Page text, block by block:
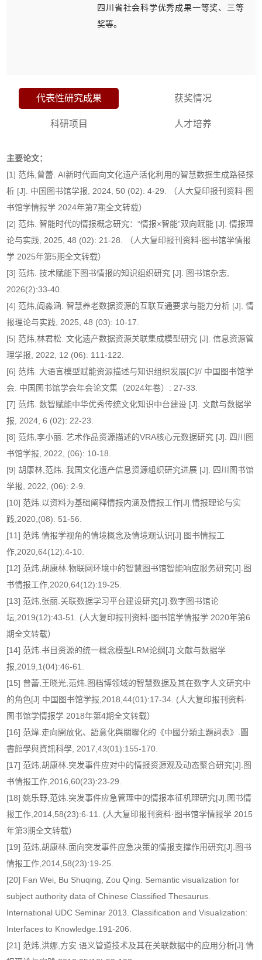
四川省社会科学优秀成果一等奖、三等
奖等。
代表性研究成果 获奖情况
科研项目 人才培养
主要论文：
[1] 范炜,曾蕾. AI新时代面向文化遗产活化利用的智慧数据生成路径探
析 [J]. 中国图书馆学报, 2024, 50 (02): 4-29. （人大复印报刊资料·图
书馆学情报学 2024年第7期全文转载）
[2] 范炜. 智能时代的情报概念研究：“情报×智能”双向赋能 [J]. 情报理
论与实践, 2025, 48 (02): 21-28. （人大复印报刊资料·图书馆学情报
学 2025年第5期全文转载）
[3] 范炜. 技术赋能下图书情报的知识组织研究 [J]. 图书馆杂志,
2026(2):33-40.
[4] 范炜,阎淼涵. 智慧养老数据资源的互联互通要求与能力分析 [J]. 情
报理论与实践, 2025, 48 (03): 10-17.
[5] 范炜,林君松. 文化遗产数据资源关联集成模型研究 [J]. 信息资源管
理学报, 2022, 12 (06): 111-122.
[6] 范炜. 大语言模型赋能资源描述与知识组织发展[C]// 中国图书馆学
会. 中国图书馆学会年会论文集（2024年卷）: 27-33.
[7] 范炜. 数智赋能中华优秀传统文化知识中台建设 [J]. 文献与数据学
报, 2024, 6 (02): 22-23.
[8] 范炜,李小丽. 艺术作品资源描述的VRA核心元数据研究 [J]. 四川图
书馆学报, 2022, (06): 10-18.
[9] 胡康林,范炜. 我国文化遗产信息资源组织研究进展 [J]. 四川图书馆
学报, 2022, (06): 2-9.
[10] 范炜.以资料为基础阐释情报内涵及情报工作[J].情报理论与实
践,2020,(08): 51-56.
[11] 范炜.情报学视角的情境概念及情境观认识[J].图书情报工
作,2020,64(12):4-10.
[12] 范炜,胡康林.物联网环境中的智慧图书馆智能响应服务研究[J].图
书情报工作,2020,64(12):19-25.
[13] 范炜,张丽.关联数据学习平台建设研究[J].数字图书馆论
坛,2019(12):43-51. (人大复印报刊资料·图书馆学情报学 2020年第6
期全文转载）
[14] 范炜.书目资源的统一概念模型LRM论纲[J].文献与数据学
报,2019,1(04):46-61.
[15] 曾蕾,王晓光,范炜.图档博领域的智慧数据及其在数字人文研究中
的角色[J].中国图书馆学报,2018,44(01):17-34. (人大复印报刊资料·
图书馆学情报学 2018年第4期全文转载）
[16] 范煒.走向開放化、語意化與關聯化的《中國分類主題詞表》.圖
書館學與資訊科學, 2017,43(01):155-170.
[17] 范炜,胡康林.突发事件应对中的情报资源观及动态聚合研究[J].图
书情报工作,2016,60(23):23-29.
[18] 姚乐野,范炜.突发事件应急管理中的情报本征机理研究[J].图书情
报工作,2014,58(23):6-11. (人大复印报刊资料·图书馆学情报学 2015
年第3期全文转载）
[19] 范炜,胡康林.面向突发事件应急决策的情报支撑作用研究[J].图书
情报工作,2014,58(23):19-25.
[20] Fan Wei, Bu Shuqing, Zou Qing. Semantic visualization for
subject authority data of Chinese Classified Thesaurus.
International UDC Seminar 2013. Classification and Visualization:
Interfaces to Knowledge.191-206.
[21] 范炜,洪娜,方安.语义管道技术及其在关联数据中的应用分析[J].情